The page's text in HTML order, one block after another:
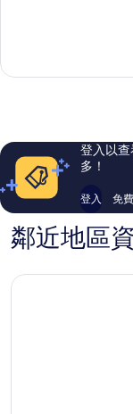
店
錯
評
論
登入以
多！
登入 免
鄰近地區